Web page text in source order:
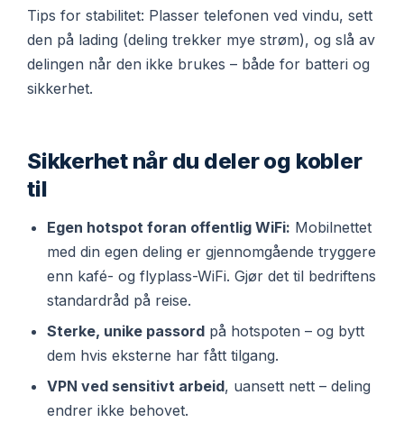
Tips for stabilitet: Plasser telefonen ved vindu, sett
den på lading (deling trekker mye strøm), og slå av
delingen når den ikke brukes – både for batteri og
sikkerhet.
Sikkerhet når du deler og kobler
til
Egen hotspot foran offentlig WiFi: Mobilnettet
med din egen deling er gjennomgående tryggere
enn kafé- og flyplass-WiFi. Gjør det til bedriftens
standardråd på reise.
Sterke, unike passord på hotspoten – og bytt
dem hvis eksterne har fått tilgang.
VPN ved sensitivt arbeid, uansett nett – deling
endrer ikke behovet.